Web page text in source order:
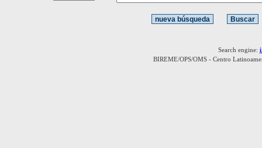
Search engine:
BIREME/OPS/OMS - Centro